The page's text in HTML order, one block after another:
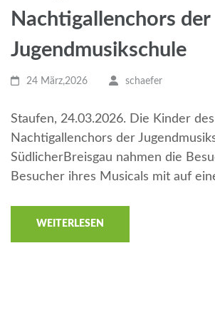
Nachtigallenchors der
Jugendmusikschule
24 März,2026 schaefer
Staufen, 24.03.2026. Die Kinder des
Nachtigallenchors der
SüdlicherBreisgau nahmen die
Besucher ihres Musicals mit auf
WEITERLESEN